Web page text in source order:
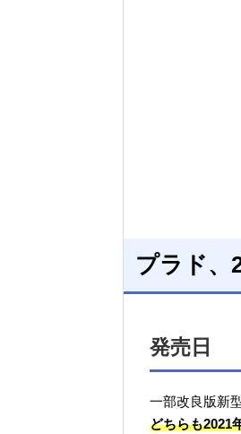
プラド、
発売日
一部改良版新
どちらも2021